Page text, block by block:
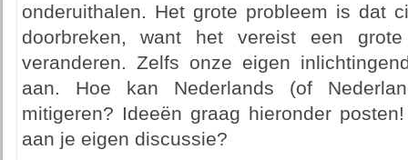
onderuithalen. Het grote probleem is dat
doorbreken, want het vereist een
veranderen. Zelfs onze eigen
aan. Hoe kan Nederlands (of
mitigeren? Ideeën graag hieronder
aan je eigen discussie?